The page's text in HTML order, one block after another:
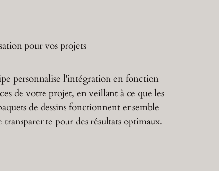
pour vos projets
personnalise l'intégration en fonction
de votre projet, en veillant à ce que les
de dessins fonctionnent ensemble
transparente pour des résultats optimaux.